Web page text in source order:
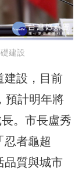
建設
建設，目前
預計明年將
。市長盧秀
忍者龜超
品質與城市